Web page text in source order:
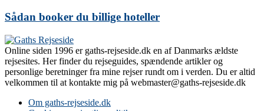
Sådan booker du billige hoteller
Online siden 1996 er gaths-rejseside.dk en af Danmarks ældste
rejsesites. Her finder du rejseguides, spændende artikler og
personlige beretninger fra mine rejser rundt om i verden. Du er altid
velkommen til at kontakte mig på webmaster@gaths-rejseside.dk
Om gaths-rejseside.dk